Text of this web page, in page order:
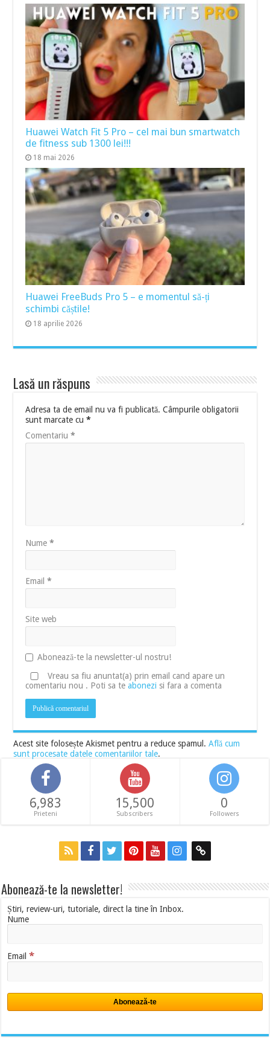
Huawei Watch Fit 5 Pro – cel mai bun smartwatch
de fitness sub 1300 lei!!!
18 mai 2026
Huawei FreeBuds Pro 5 – e momentul să-ți
schimbi căștile!
18 aprilie 2026
Lasă un răspuns
Adresa ta de email nu va fi publicată. Câmpurile obligatorii
sunt marcate cu*
Comentariu*
Nume*
Email*
Site web
Abonează-te la newsletter-ul nostru!
Vreau sa fiu anuntat(a) prin email cand apare un
comentariu nou . Poti sa teabonezi si fara a comenta
Acest site folosește Akismet pentru a reduce spamul.Află cum
sunt procesate datele comentariilor tale.
6,983
Prieteni
15,500
Subscribers
0
Followers
Abonează-te la newsletter!
Știri, review-uri, tutoriale, direct la tine în Inbox.
Nume
Email*